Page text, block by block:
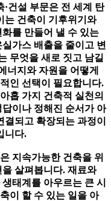
건설 부문은 전 세계 탄
는 건축이 기후위기와
를 만들어 낼 수 있는
가스 배출을 줄이고 변
무엇을 새로 짓고 남길
너지와 자원을 어떻게
인 선택이 필요합니다.
홉 가지 건축적 실천의
이나 정해진 순서가 아
되고 확장되는 과정이
니다.
지속가능한 건축을 위
살펴봅니다. 재료와
태계를 아우르는 큰 시
이 할 수 있는 일을 아